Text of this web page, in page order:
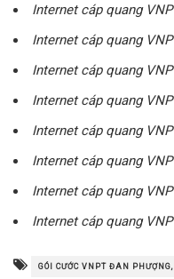
Internet cáp quang
Internet cáp quang
Internet cáp quang
Internet cáp quang
Internet cáp quang
Internet cáp quang
Internet cáp quang
Internet cáp quang
GÓI CƯỚC VNPT ĐAN PHƯỢNG,